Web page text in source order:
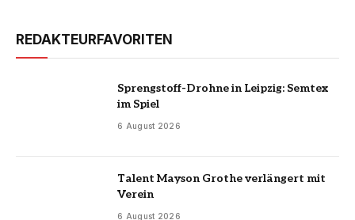
REDAKTEURFAVORITEN
Sprengstoff-Drohne in Leipzig: Semtex
im Spiel
6 August 2026
Talent Mayson Grothe verlängert mit
Verein
6 August 2026